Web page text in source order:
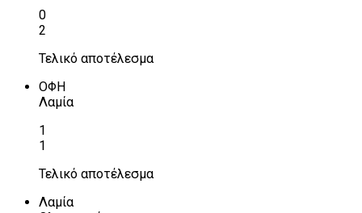
0
2
Τελικό αποτέλεσμα
ΟΦΗ
Λαμία
1
1
Τελικό αποτέλεσμα
Λαμία